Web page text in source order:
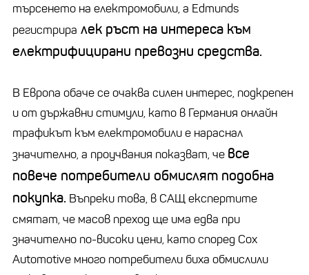
търсенето на електромобили, а Edmunds
регистрира лек ръст на интереса към
електрифицирани превозни средства.
В Европа обаче се очаква силен интерес, подкрепен
и от държавни стимули, като в Германия онлайн
трафикът към електромобили е нараснал
значително, а проучвания показват, че все
повече потребители обмислят подобна
покупка. Въпреки това, в САЩ експертите
смятат, че масов преход ще има едва при
значително по-високи цени, като според Cox
Automotive много потребители биха обмислили